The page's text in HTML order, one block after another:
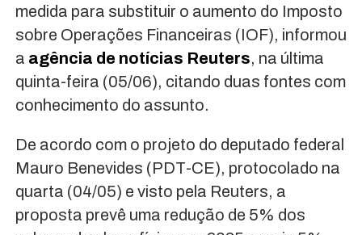
medida para substituir o aumento do Imposto
sobre Operações Financeiras (IOF), informou
a agência de notícias Reuters, na última
quinta-feira (05/06), citando duas fontes com
conhecimento do assunto.
De acordo com o projeto do deputado federal
Mauro Benevides (PDT-CE), protocolado na
quarta (04/05) e visto pela Reuters, a
proposta prevê uma redução de 5% dos